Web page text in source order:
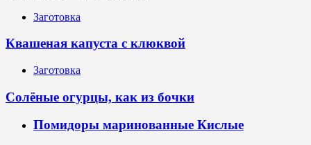
Заготовка
Квашеная капуста с клюквой
Заготовка
Солёные огурцы, как из бочки
Помидоры маринованные Кислые